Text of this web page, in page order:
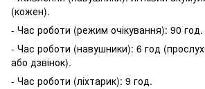
(кожен).
- Час роботи (режим очікування): 90 год.
- Час роботи (навушники): 6 год
або дзвінок).
- Час роботи (ліхтарик): 9 год.